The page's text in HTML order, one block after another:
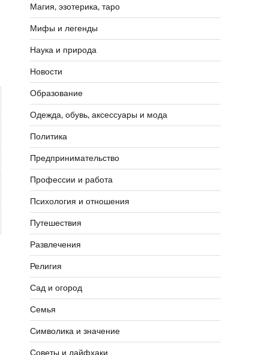
Магия, эзотерика, таро
Мифы и легенды
Наука и природа
Новости
Образование
Одежда, обувь, аксессуары и мода
Политика
Предпринимательство
Профессии и работа
Психология и отношения
Путешествия
Развлечения
Религия
Сад и огород
Семья
Символика и значение
Советы и лайфхаки